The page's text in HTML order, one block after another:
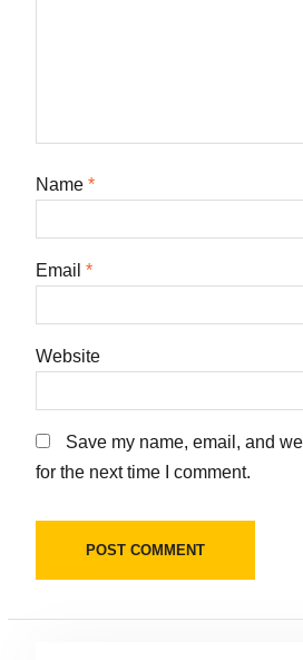
Name *
Email *
Website
Save my name, email, and
for the next time I comment.